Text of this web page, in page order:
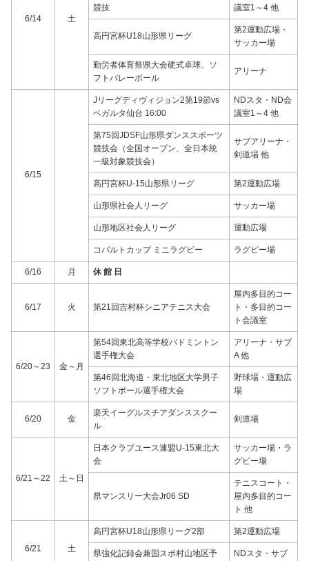
6/14 土
競技
議室1～4 他
高円宮杯U18山形県リーグ
第2運動広場・
サッカー場
勤労者体育祭県大会硬式卓球、ソ
フトバレーボール
アリーナ
6/15
Jリーグディヴィジョン2第19節vs
ベガルタ仙台 16:00
NDスタ・ND会
議室1～4 他
第75回JDSF山形県ダンススポーツ
競技会（全国オープン、全日本統
一級対象競技会）
サブアリーナ・
剣道場 他
高円宮杯U-15山形県リーグ 第2運動広場
山形県社会人リーグ サッカー場
山形地区社会人リーグ 運動広場
コバルトカップ ミニラグビー ラグビー場
6/16 月 休 館 日
6/17 火 第21回吉村杯シニアテニス大会
屋内多目的コー
ト・多目的コー
ト会議室
6/20～23 金～月
第54回東北高等学校バドミントン
選手権大会
アリーナ・サブ
A 他
第46回北海道・東北地区大学男子
ソフトボール選手権大会
野球場・運動広
場
6/20 金
楽天イーグルスチアダンススクー
ル
剣道場
6/21～22 土～日
日本クラブユース連盟U-15東北大
会
サッカー場・ラ
グビー場
県マンスリー大会Jr06 SD
テニスコート・
屋内多目的コー
ト 他
6/21 土
高円宮杯U18山形県リーグ2部 第2運動広場
県強化記録会兼国スポ村山地区予
NDスタ・サブ